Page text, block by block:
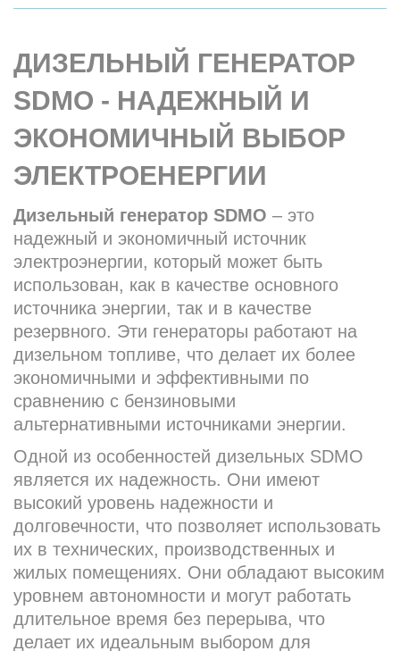
ДИЗЕЛЬНЫЙ ГЕНЕРАТОР
SDMO - НАДЕЖНЫЙ И
ЭКОНОМИЧНЫЙ ВЫБОР
ЭЛЕКТРОЕНЕРГИИ
Дизельный генератор SDMO – это
надежный и экономичный источник
электроэнергии, который может быть
использован, как в качестве основного
источника энергии, так и в качестве
резервного. Эти генераторы работают на
дизельном топливе, что делает их более
экономичными и эффективными по
сравнению с бензиновыми
альтернативными источниками энергии.
Одной из особенностей дизельных SDMO
является их надежность. Они имеют
высокий уровень надежности и
долговечности, что позволяет использовать
их в технических, производственных и
жилых помещениях. Они обладают высоким
уровнем автономности и могут работать
длительное время без перерыва, что
делает их идеальным выбором для